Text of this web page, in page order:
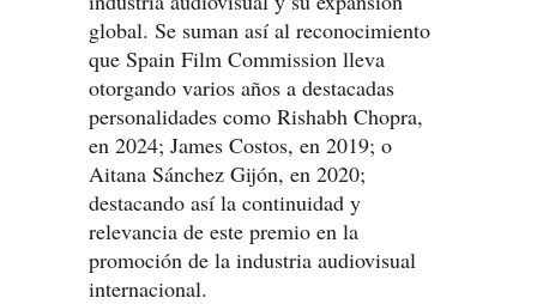
global. Se suman así al reconocimiento
que Spain Film Commission lleva
otorgando varios años a destacadas
personalidades como Rishabh Chopra,
en 2024; James Costos, en 2019; o
Aitana Sánchez Gijón, en 2020;
destacando así la continuidad y
relevancia de este premio en la
promoción de la industria audiovisual
internacional.